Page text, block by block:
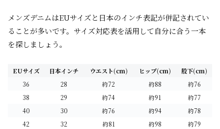
メンズデニムはEUサイズと日本のインチ表記が併記されてい
ることが多いです。サイズ対応表を活用して自分に合う一本
を探しましょう。
EUサイズ 日本インチ ウエスト(cm) ヒップ(cm)
股下(cm)
36
28 約72 約88
約76
38
29 約74 約91
約77
40
30 約76 約94
約78
42
32 約81 約98
約79